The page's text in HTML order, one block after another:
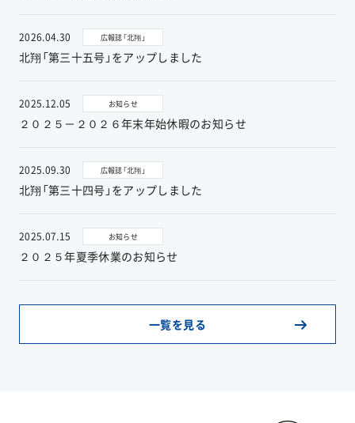
2026.04.30 広報誌「北翔」
北翔「第三十五号」をアップしました
2025.12.05 お知らせ
２０２５－２０２６年末年始休暇のお知らせ
2025.09.30 広報誌「北翔」
北翔「第三十四号」をアップしました
2025.07.15 お知らせ
２０２５年夏季休業のお知らせ
一覧を見る
新着情報
ブログ